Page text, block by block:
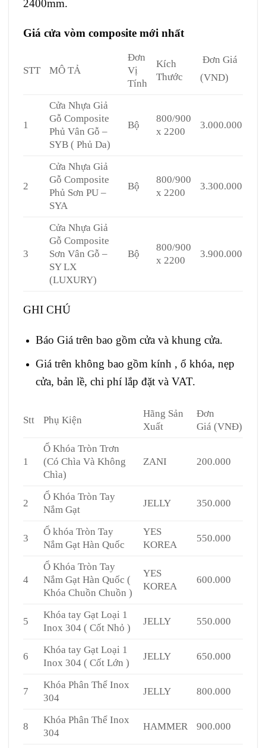
2400mm.
Giá cửa vòm composite mới nhất
STT MÔ TẢ
Đơn
Vị
Tính
Kích
Thước
Đơn Giá
(VND)
1
Cửa Nhựa Giả
Gỗ Composite
Phủ Vân Gỗ –
SYB ( Phủ Da)
Bộ
800/900
x 2200
3.000.000
2
Cửa Nhựa Giả
Gỗ Composite
Phủ Sơn PU –
SYA
Bộ
800/900
x 2200
3.300.000
3
Cửa Nhựa Giả
Gỗ Composite
Sơn Vân Gỗ –
SY LX
(LUXURY)
Bộ
800/900
x 2200
3.900.000
GHI CHÚ
Báo Giá trên bao gồm cửa và khung cửa.
Giá trên không bao gồm kính , ổ khóa, nẹp
cửa, bản lề, chi phí lắp đặt và VAT.
Stt Phụ Kiện
Hãng Sản
Xuất
Đơn
Giá (VNĐ)
1
Ổ Khóa Tròn Trơn
(Có Chìa Và Không
Chìa)
ZANI 200.000
2
Ổ Khóa Tròn Tay
Nắm Gạt
JELLY 350.000
3
Ổ khóa Tròn Tay
Nắm Gạt Hàn Quốc
YES
KOREA
550.000
4
Ổ Khóa Tròn Tay
Nắm Gạt Hàn Quốc (
Khóa Chuồn Chuồn )
YES
KOREA
600.000
5
Khóa tay Gạt Loại 1
Inox 304 ( Cốt Nhỏ )
JELLY 550.000
6
Khóa tay Gạt Loại 1
Inox 304 ( Cốt Lớn )
JELLY 650.000
7
Khóa Phân Thể Inox
304
JELLY 800.000
8
Khóa Phân Thể Inox
304
HAMMER 900.000